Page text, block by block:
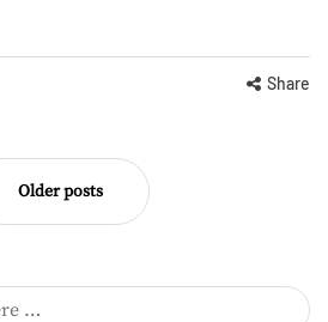
Share
Older posts